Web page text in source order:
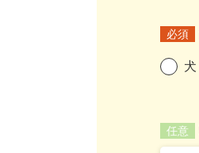
必須
犬
任意